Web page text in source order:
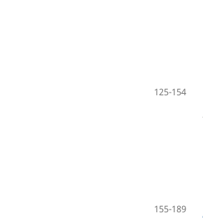
125-154
155-189